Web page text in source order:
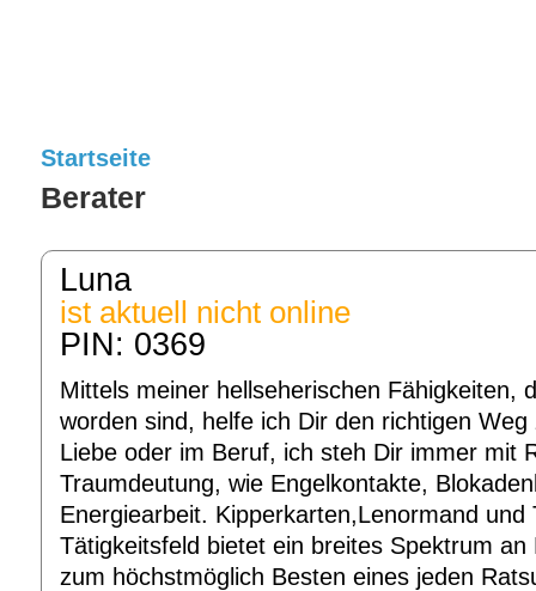
Startseite
Berater
Luna
ist aktuell nicht online
PIN: 0369
Mittels meiner hellseherischen Fähigkeiten,
worden sind, helfe ich Dir den richtigen
Liebe oder im Beruf, ich steh Dir immer mit
Traumdeutung, wie Engelkontakte,
Energiearbeit. Kipperkarten,Lenormand und
Tätigkeitsfeld bietet ein breites Spektrum an
zum höchstmöglich Besten eines jeden